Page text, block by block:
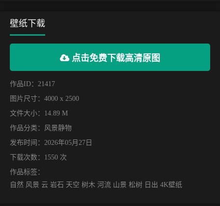
壁纸下载
点击免费下载高清原图
作品ID：21417
图片尺寸：4000 x 2500
文件大小：14.89 M
作品分类： 风景静物
发布时间：2026年05月27日
下载次数：1550 次
作品标签：
自然 风景 云 岩石 天空 树木 河流 山景 松树 日出 4K壁纸